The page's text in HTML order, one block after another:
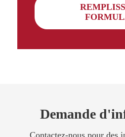
Demande
Contactez-nous pour des